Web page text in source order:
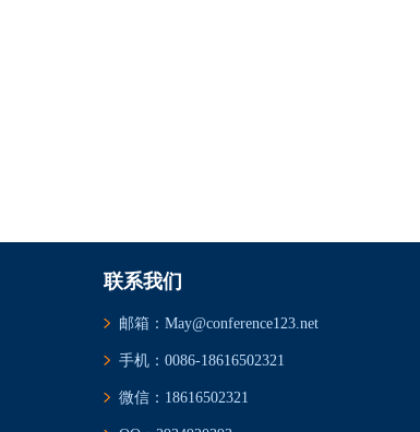
联系我们
邮箱：May@conference123.net
手机：0086-18616502321
微信：18616502321